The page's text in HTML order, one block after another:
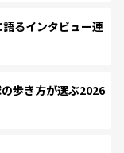
るインタビュー連
歩き方が選ぶ2026